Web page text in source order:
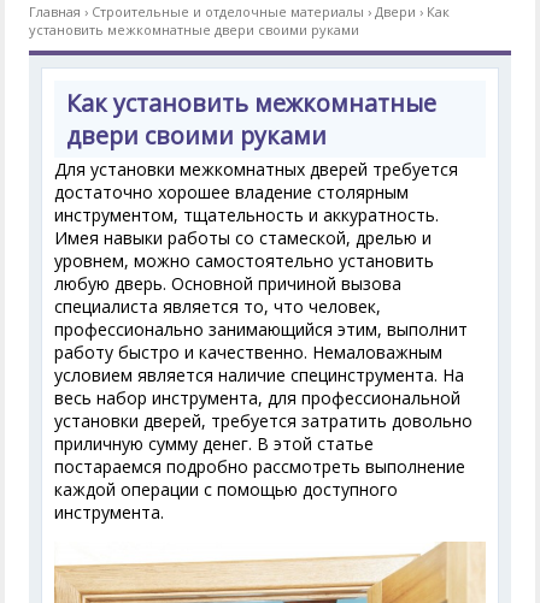
Главная › Строительные и отделочные материалы ›Двери › Как
установить межкомнатные двери своими руками
Как установить межкомнатные
двери своими руками
Для установки межкомнатных дверей требуется
достаточно хорошее владение столярным
инструментом, тщательность и аккуратность.
Имея навыки работы со стамеской, дрелью и
уровнем, можно самостоятельно установить
любую дверь. Основной причиной вызова
специалиста является то, что человек,
профессионально занимающийся этим, выполнит
работу быстро и качественно. Немаловажным
условием является наличие специнструмента. На
весь набор инструмента, для профессиональной
установки дверей, требуется затратить довольно
приличную сумму денег. В этой статье
постараемся подробно рассмотреть выполнение
каждой операции с помощью доступного
инструмента.